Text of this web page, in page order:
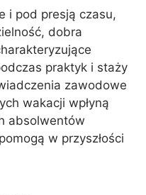
i pod presją czasu,
dobra
praktyk i staży
zawodowe
wakacji wpłyną
absolwentów
w przyszłości